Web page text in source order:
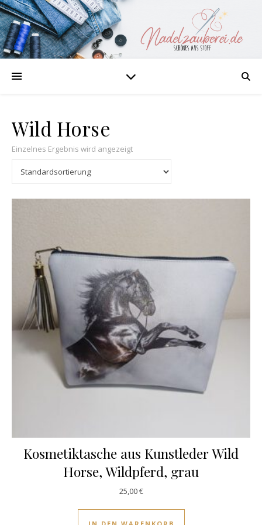
Wild Horse
Einzelnes Ergebnis wird angezeigt
Kosmetiktasche aus Kunstleder Wild
Horse, Wildpferd, grau
25,00€
IN DEN WARENKORB